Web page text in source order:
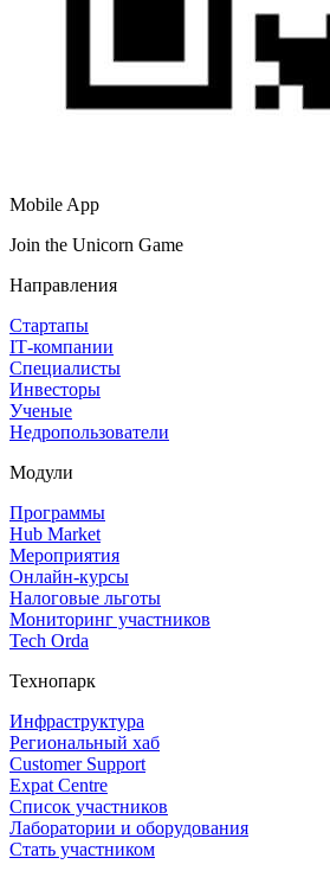
Mobile App
Join the Unicorn Game
Направления
Стартапы
IT‑компании
Специалисты
Инвесторы
Ученые
Недропользователи
Модули
Программы
Hub Market
Мероприятия
Онлайн‑курсы
Налоговые льготы
Мониторинг участников
Tech Orda
Технопарк
Инфраструктура
Региональный хаб
Customer Support
Expat Centre
Список участников
Лаборатории и оборудования
Стать участником